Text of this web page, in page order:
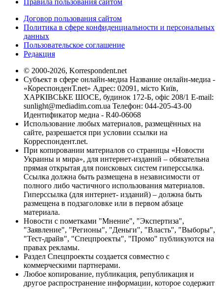
Договор пользования сайтом
Политика в сфере конфиденциальности и персональных
данных
Пользовательское соглашение
Редакция
© 2000-2026, Korrespondent.net
Субъект в сфере онлайн-медиа Название онлайн-медиа -
«КореспонденТ.net» Адрес: 02091, місто Київ,
ХАРКІВСЬКЕ ШОСЕ, будинок 172-Б, офіс 208/1 E-mail:
sunlight@mediadim.com.ua Телефон: 044-205-43-00
Идентификатор медиа - R40-06068
Использование любых материалов, размещённых на
сайте, разрешается при условии ссылки на
Корреспондент.net.
При копировании материалов со страницы «Новости
Украины и мира», для интернет-изданий – обязательна
прямая открытая для поисковых систем гиперссылка.
Ссылка должна быть размещена в независимости от
полного либо частичного использования материалов.
Гиперссылка (для интернет- изданий) – должна быть
размещена в подзаголовке или в первом абзаце
материала.
Новости с пометками "Мнение", "Экспертиза",
"Заявление", "Регионы", "Деньги", "Власть", "Выборы",
"Тест-драйв", "Спецпроекты", "Промо" публикуются на
правах рекламы.
Раздел Спецпроекты создается совместно с
коммерческими партнерами.
Любое копирование, публикация, републикация и
другое распространение информации, которое содержит